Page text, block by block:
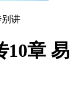
别讲
10章 易